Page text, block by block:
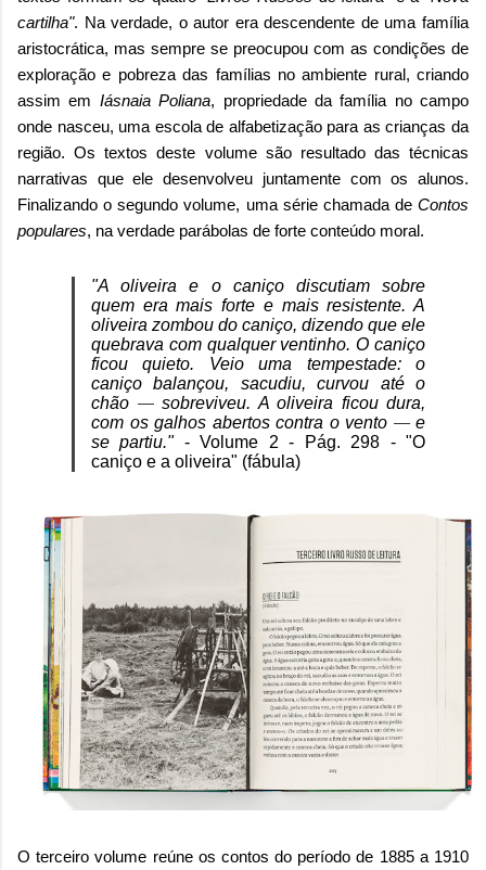
cartilha". Na verdade, o autor era descendente de uma família
aristocrática, mas sempre se preocupou com as condições de
exploração e pobreza das famílias no ambiente rural, criando
assim em Iásnaia Poliana, propriedade da família no campo
onde nasceu, uma escola de alfabetização para as crianças da
região. Os textos deste volume são resultado das técnicas
narrativas que ele desenvolveu juntamente com os alunos.
Finalizando o segundo volume, uma série chamada de Contos
populares, na verdade parábolas de forte conteúdo moral.
"A oliveira e o caniço discutiam sobre
quem era mais forte e mais resistente. A
oliveira zombou do caniço, dizendo que ele
quebrava com qualquer ventinho. O caniço
ficou quieto. Veio uma tempestade: o
caniço balançou, sacudiu, curvou até o
chão —sobreviveu. A oliveira ficou dura,
com os galhos abertos contra o vento —e
se partiu."- Volume 2 - Pág. 298 - "O
caniço e a oliveira" (fábula)
O terceiro volume reúne os contos do período de 1885 a 1910